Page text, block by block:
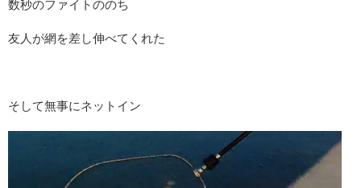
数秒のファイトののち
友人が網を差し伸べてくれた
そして無事にネットイン